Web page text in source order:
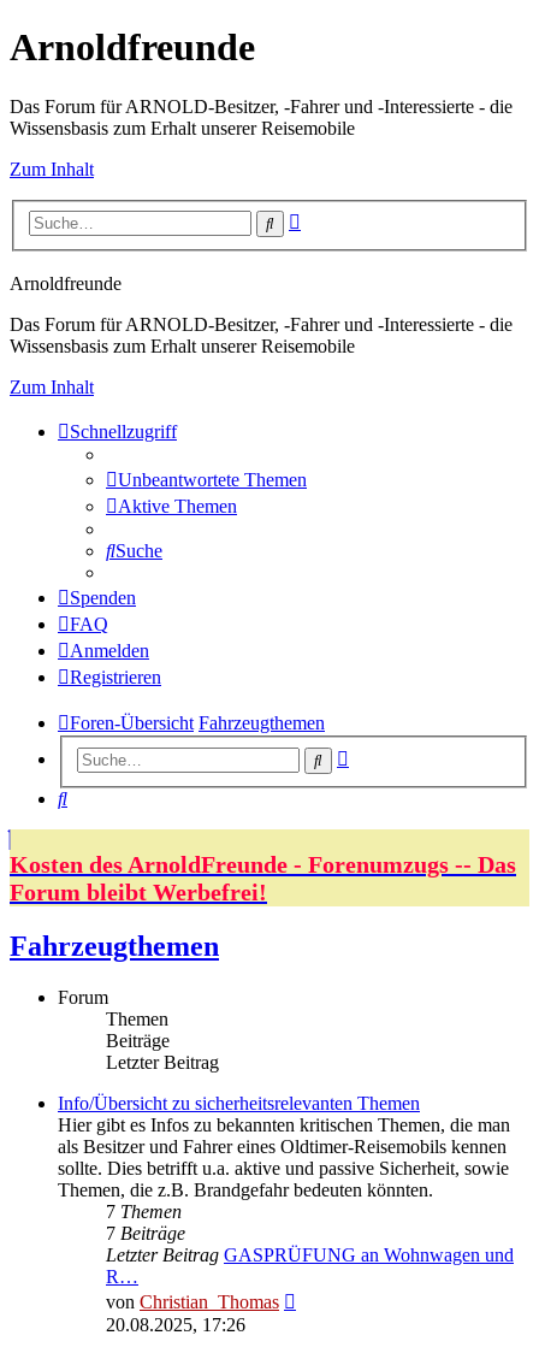
Arnoldfreunde
Das Forum für ARNOLD-Besitzer, -Fahrer und -Interessierte - die
Wissensbasis zum Erhalt unserer Reisemobile
Zum Inhalt
Suche
Arnoldfreunde
Das Forum für ARNOLD-Besitzer, -Fahrer und -Interessierte - die
Wissensbasis zum Erhalt unserer Reisemobile
Zum Inhalt
Schnellzugriff
Unbeantwortete Themen
Aktive Themen
Suche
Spenden
FAQ
Anmelden
Registrieren
Foren-Übersicht Fahrzeugthemen
Suche
Suche
Kosten des ArnoldFreunde - Forenumzugs -- Das
Forum bleibt Werbefrei!
Fahrzeugthemen
Forum
Themen
Beiträge
Letzter Beitrag
Info/Übersicht zu sicherheitsrelevanten Themen
Hier gibt es Infos zu bekannten kritischen Themen, die man
als Besitzer und Fahrer eines Oldtimer-Reisemobils kennen
sollte. Dies betrifft u.a. aktive und passive Sicherheit, sowie
Themen, die z.B. Brandgefahr bedeuten könnten.
7 Themen
7 Beiträge
Letzter Beitrag GASPRÜFUNG an Wohnwagen und
R…
von Christian_Thomas
20.08.2025, 17:26